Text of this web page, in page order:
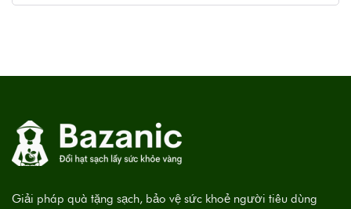
Giải pháp quà tặng sạch, bảo vệ sức khoẻ người tiêu dùng